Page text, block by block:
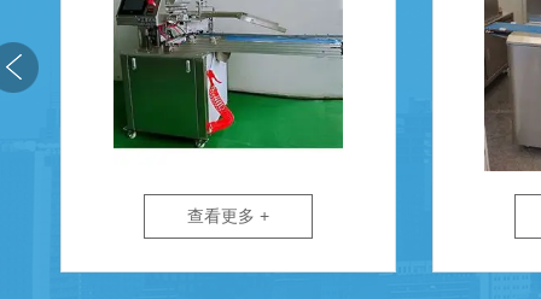
查看更多 +